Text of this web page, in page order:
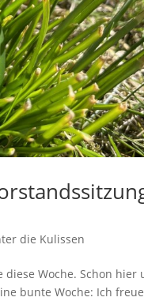
die Kulissen
Woche. Schon
bunte Woche: Ich